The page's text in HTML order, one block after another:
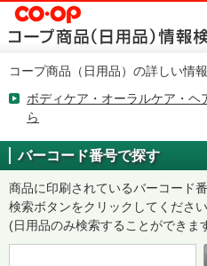
コープ商品（日用品）の詳しい情
ボディケア・オーラルケア・
ら
バーコード番号で探す
商品に印刷されているバーコード
検索ボタンをクリックしてくださ
(日用品のみ検索することができま